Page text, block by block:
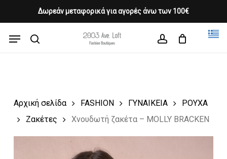
Δωρεάν μεταφορικά για αγορές άνω των 100€
content
Menu
Cart CLOSE
CART
Αρχική σελίδα FASHION ΓΥΝΑΙΚΕΙΑ
ΡΟΥΧΑ
Ζακέτες
Χνουδωτή ζακέτα – MOLLY BRACKEN
Close